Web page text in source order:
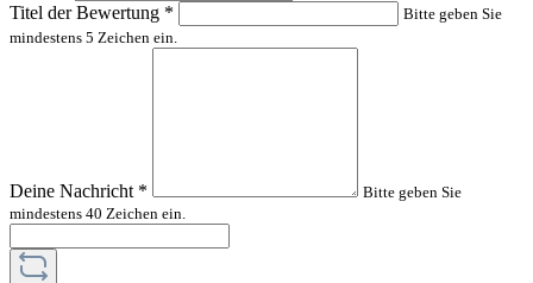
Titel der Bewertung *
Bitte geben Sie
mindestens 5 Zeichen ein.
Deine Nachricht *
Bitte geben Sie
mindestens 40 Zeichen ein.